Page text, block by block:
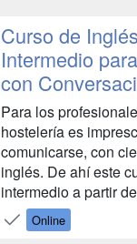
envíos y mercancías
incidencias, el uso
Curso de
Intermedio
con
Para los
hostelería es
comunicarse, con
inglés. De ahí este
intermedio a partir
que ya tengan
puedan refrescar
Online